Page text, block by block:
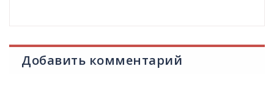
Добавить комментарий